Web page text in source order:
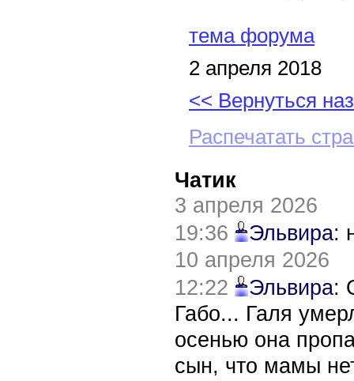
тема форума
2 апреля 2018
<< Вернуться
Распечатать
Чатик
3 апреля 2026
19:36
Эльвира:
10 апреля 2026
12:22
Эльвира:
Габо... Галя
осенью она
сын, что мамы